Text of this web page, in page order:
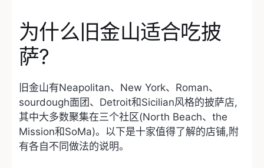
为什么旧金山适合吃披
萨?
旧金山有Neapolitan、New York、Roman、
sourdough面团、Detroit和Sicilian风格的披萨店,
其中大多数聚集在三个社区(North Beach、the
Mission和SoMa)。以下是十家值得了解的店铺,附
有各自不同做法的说明。